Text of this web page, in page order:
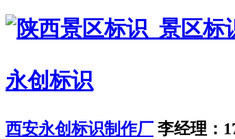
永创标识
西安永创标识制作厂 李经理：